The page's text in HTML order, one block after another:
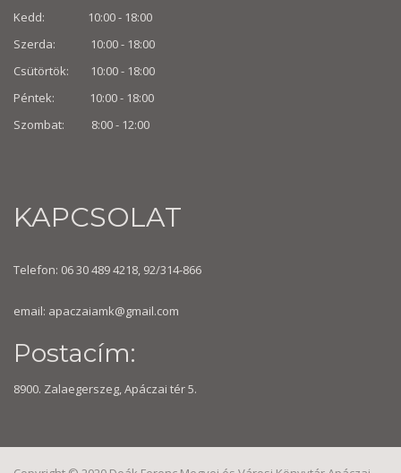
Kedd: 10:00 - 18:00
Szerda: 10:00 - 18:00
Csütörtök: 10:00 - 18:00
Péntek: 10:00 - 18:00
Szombat: 8:00 - 12:00
KAPCSOLAT
Telefon: 06 30 489 4218, 92/314-866
email: apaczaiamk@gmail.com
Postacím:
8900. Zalaegerszeg, Apáczai tér 5.